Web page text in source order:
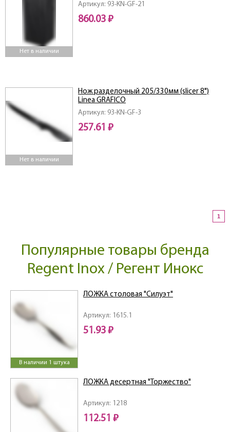
Нет в наличии
Артикул: 93-KN-GF-21
860.03 ₽
Нет в наличии
Артикул: 93-KN-GF-3
Нож разделочный 205/330мм (slicer 8")
Linea GRAFICO
257.61 ₽
1
Популярные товары бренда
Regent Inox / Регент Инокс
В наличии 1 штука
Артикул: 1615.1
ЛОЖКА столовая "Силуэт"
51.93 ₽
Артикул: 1218
ЛОЖКА десертная "Торжество"
112.51 ₽